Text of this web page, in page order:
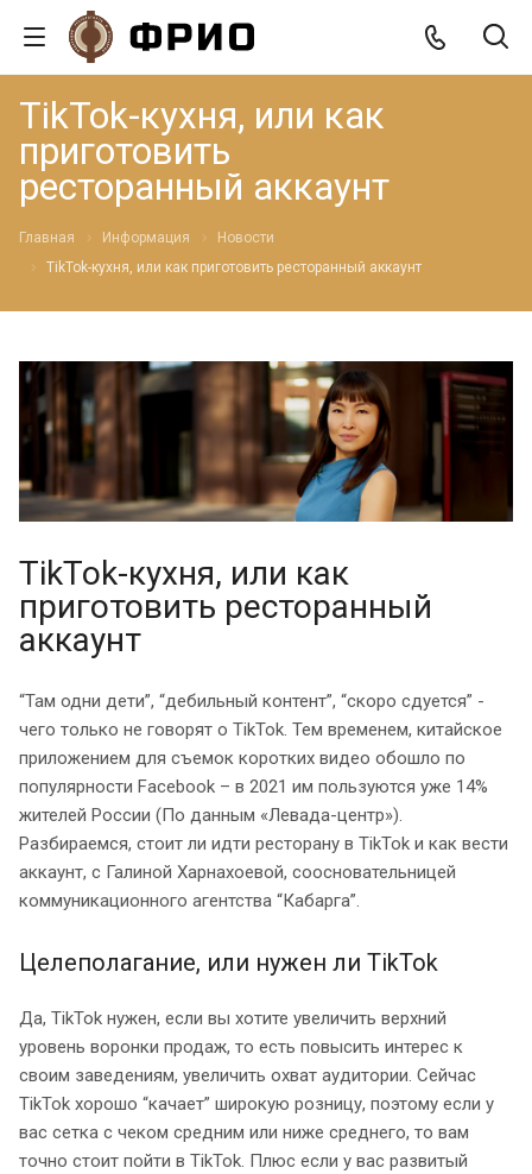
TikTok-кухня, или как
приготовить
ресторанный аккаунт
Главная Информация
Новости
TikTok-кухня, или как приготовить ресторанный аккаунт
TikTok-кухня, или как
приготовить ресторанный
аккаунт
“Там одни дети”, “дебильный контент”, “скоро сдуется” -
чего только не говорят о TikTok. Тем временем, китайское
приложением для съемок коротких видео обошло по
популярности Facebook – в 2021 им пользуются уже 14%
жителей России (По данным «Левада-центр»).
Разбираемся, стоит ли идти ресторану в TikTok и как вести
аккаунт, с Галиной Харнахоевой, соосновательницей
коммуникационного агентства “Кабарга”.
Целеполагание, или нужен ли TikTok
Да, TikTok нужен, если вы хотите увеличить верхний
уровень воронки продаж, то есть повысить интерес к
своим заведениям, увеличить охват аудитории. Сейчас
TikTok хорошо “качает” широкую розницу, поэтому если у
вас сетка с чеком средним или ниже среднего, то вам
точно стоит пойти в TikTok. Плюс если у вас развитый